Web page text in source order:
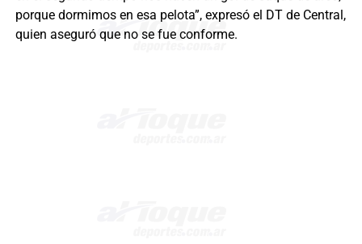
porque dormimos en esa pelota”, expresó el DT de Central,
quien aseguró que no se fue conforme.